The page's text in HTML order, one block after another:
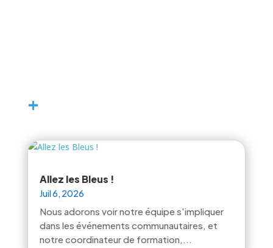
+
Allez les Bleus !
Juil 6, 2026
Nous adorons voir notre équipe s'impliquer
dans les événements communautaires, et
notre coordinateur de formation,...